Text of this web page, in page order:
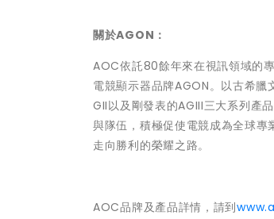
關於AGON：
AOC依託80餘年來在視訊領域的
電競顯示器品牌AGON。以古希
GII以及剛發表的AGIII三大系列產
與隊伍，積極促使電競成為全球
走向勝利的榮耀之路。
AOC品牌及產品詳情，請到